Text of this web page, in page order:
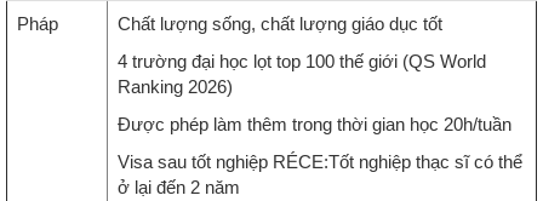
Pháp
Chất lượng sống, chất lượng giáo dục tốt
4 trường đại học lọt top 100 thế giới (QS World
Ranking 2026)
Được phép làm thêm trong thời gian học 20h/tuần
Visa sau tốt nghiệp RÉCE:Tốt nghiệp thạc sĩ có thể
ở lại đến 2 năm